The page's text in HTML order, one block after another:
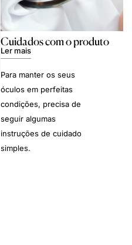
Cuidados com o produto
Ler mais
Para manter os seus
óculos em perfeitas
condições, precisa de
seguir algumas
instruções de cuidado
simples.